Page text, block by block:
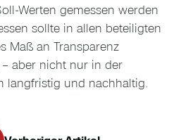
Werten gemessen werden
sollte in allen beteiligten
Maß an Transparenz
aber nicht nur in der
langfristig und nachhaltig.